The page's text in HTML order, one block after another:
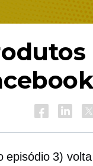
episódio 3)